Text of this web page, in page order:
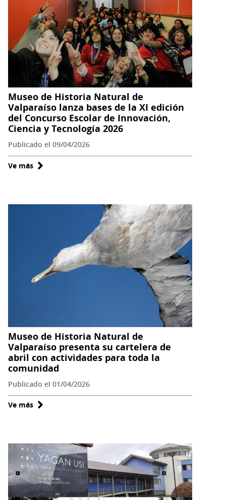
Instituto
Antártico
Chileno
producen
inédita
exhibición
colaborativa
en
el
Continente
Blanco
Museo de Historia Natural de
Valparaíso lanza bases de la XI edición
del Concurso Escolar de Innovación,
Ciencia y Tecnología 2026
Publicado el 09/04/2026
Ve más sobre
Historia
bases
de
del
Concurso
Escolar
de
Innovación,
Museo de Historia Natural de
Valparaíso presenta su cartelera de
abril con actividades para toda la
comunidad
Publicado el 01/04/2026
Ve más sobre
Historia
Natural
de
Valparaíso
presenta